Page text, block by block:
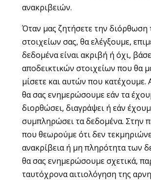
ανακριβειών.
Όταν μας ζητήσετε την διόρθωση
στοιχείων σας, θα ελέγξουμε,
δεδομένα είναι ακριβή ή όχι,
αποδεικτικών στοιχείων που θα
μίσετε και αυτών που
θα σας ενημερώσουμε εάν τα
διορθώσει, διαγράψει ή εάν
συμπληρώσει τα δεδομένα. Στην
που θεωρούμε ότι δεν
ανακρίβεια ή μη πληρότητα των
θα σας ενημερώσουμε σχετικά,
ταυτόχρονα αιτιολόγηση της